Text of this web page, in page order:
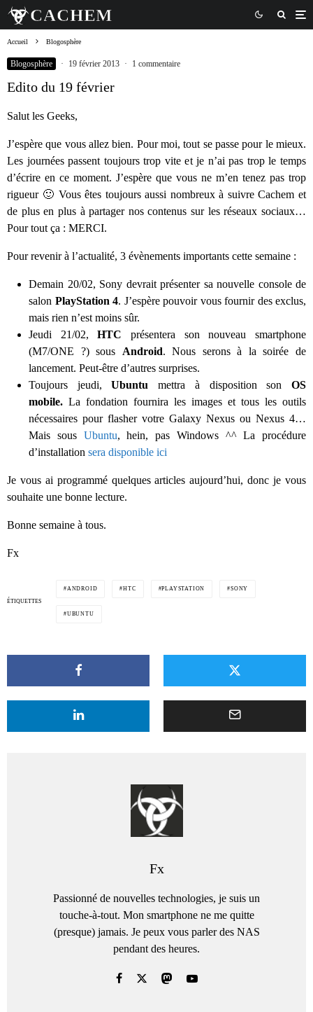
Accueil Blogosphère
Blogosphère · 19 février 2013 · 1 commentaire
Edito du 19 février
Salut les Geeks,
J’espère que vous allez bien. Pour moi, tout se passe pour le mieux.
Les journées passent toujours trop vite et je n’ai pas trop le temps
d’écrire en ce moment. J’espère que vous ne m’en tenez pas trop
rigueur 🙂 Vous êtes toujours aussi nombreux à suivre Cachem et
de plus en plus à partager nos contenus sur les réseaux sociaux…
Pour tout ça : MERCI.
Pour revenir à l’actualité, 3 évènements importants cette semaine :
Demain 20/02, Sony devrait présenter sa nouvelle console de
salon PlayStation 4. J’espère pouvoir vous fournir des exclus,
mais rien n’est moins sûr.
Jeudi 21/02,HTC présentera son nouveau smartphone
(M7/ONE ?) sous Android. Nous serons à la soirée de
lancement. Peut-être d’autres surprises.
Toujours jeudi,Ubuntu mettra à disposition sonOS
mobile. La fondation fournira les images et tous les outils
nécessaires pour flasher votre Galaxy Nexus ou Nexus 4…
Mais sous Ubuntu, hein, pas Windows ^^ La procédure
d’installation sera disponible ici
Je vous ai programmé quelques articles aujourd’hui, donc je vous
souhaite une bonne lecture.
Bonne semaine à tous.
Fx
ÉTIQUETTES
ANDROID HTC PLAYSTATION SONY
UBUNTU
Fx
Passionné de nouvelles technologies, je suis un
touche-à-tout. Mon smartphone ne me quitte
(presque) jamais. Je peux vous parler des NAS
pendant des heures.